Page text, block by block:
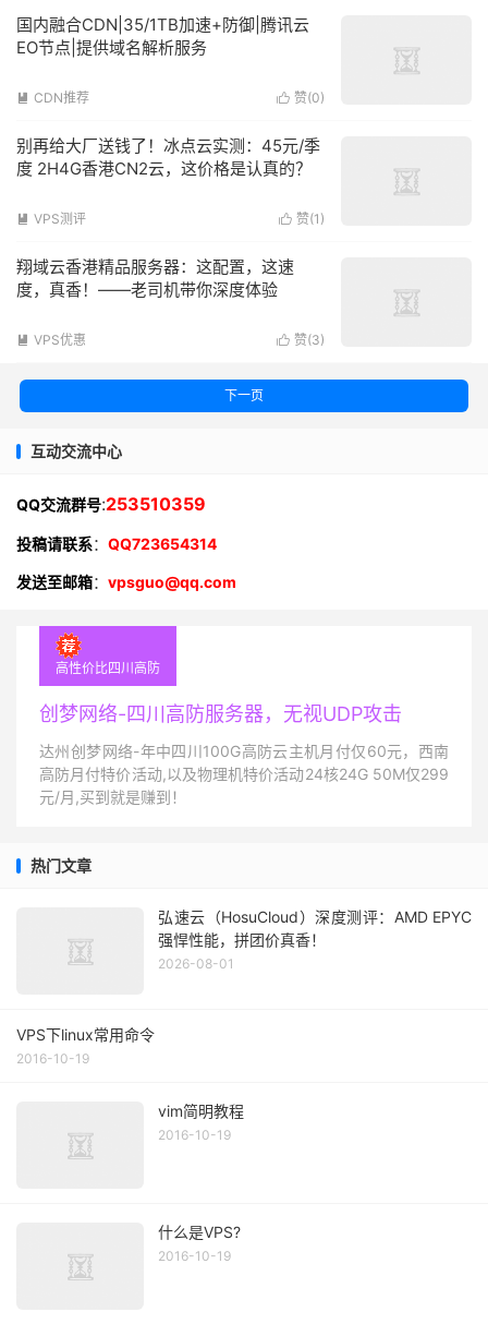
国内融合CDN|35/1TB加速+防御|腾讯云
EO节点|提供域名解析服务
 赞(0)
 CDN推荐
别再给大厂送钱了！冰点云实测：45元/季
度 2H4G香港CN2云，这价格是认真的？
 赞(1 )
 VPS测评
翔域云香港精品服务器：这配置，这速
度，真香！——老司机带你深度体验
 赞(3)
 VPS优惠
下一页
互动交流中心
QQ交流群号:253510359
投稿请联系： QQ723654314
发送至邮箱： vpsguo@qq.com
高性价比四川高防
创梦网络-四川高防服务器，无视UDP攻击
达州创梦网络-年中四川100G高防云主机月付仅60元，西南
高防月付特价活动,以及物理机特价活动24核24G 50M仅299
元/月,买到就是赚到！
热门文章
弘速云（HosuCloud）深度测评：AMD EPYC
强悍性能，拼团价真香！
2026-08-01
VPS下linux常用命令
2016-10-19
vim简明教程
2016-10-19
什么是VPS?
2016-10-19